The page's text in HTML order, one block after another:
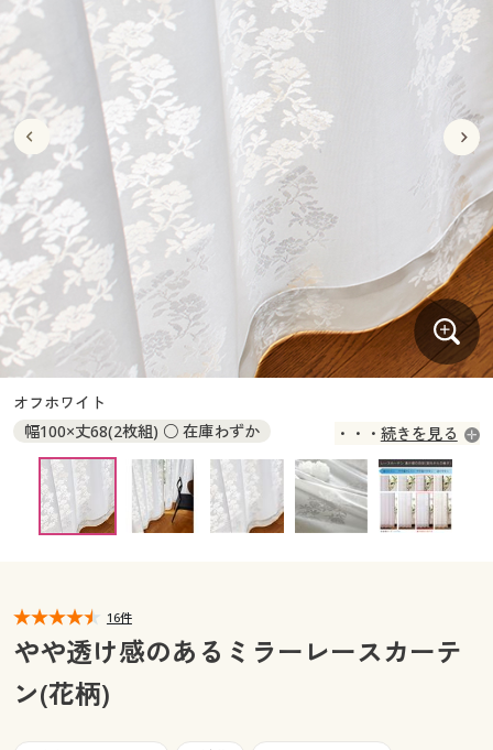
キッチン・雑貨・日用品
家具・収納
寝具・ベッド
カーテン・ラグ・ファブリック
美容・健康通販すべて
美容・健康・サプリメント
制服・スクール
制服・スクールすべて
制服・学生服
ジュニア・ティーンズ下着
大きいサイズ
大きいサイズ通販すべて
大きいサイズ レディース服
大きいサイズ レディース下着
大きいサイズ メンズ
大きいサイズ 事務・制服
バーゲン
バーゲンセール
シークレットセール
詳細検索
商品カテゴリ一覧
カタログ
カタログ・チラシからのご注文
デジタルカタログ
カタログ無料プレゼント
マイページ
閲覧履歴
寝具・ベッド
カーテン・ラグ・ファブリック
美容・健康・サプリメント
制服・スクールすべて
制服・学生服
ジュニア・ティーンズ下着
大きいサイズ
大きいサイズ通販すべて
大きいサイズ レディース服
大きいサイズ レディース下着
大きいサイズ メンズ
大きいサイズ 事務・制服
バーゲン
バーゲンセール
シークレットセール
詳細検索
商品カテゴリ一覧
カタログ
カタログ・チラシからのご注文
カタログ無料プレゼント
会員メニュー
閲覧履歴
お気に入り
オフホワイト
幅100×丈68(2枚組) ○ 在庫わずか
幅100×丈73(2枚組) ○ 在庫わずか
幅100×丈78(2枚組) ◎ 在庫あり
幅100×丈83(2枚組) ◎ 在庫あり
幅100×丈103(2枚組) ◎ 在庫あり
幅100×丈108(2枚組) ◎ 在庫あり
幅100×丈113(2枚組) ◎ 在庫あり
幅100×丈123(2枚組) ◎ 在庫あり
続きを見る
16件
やや透け感のあるミラーレースカーテ
ン(花柄)